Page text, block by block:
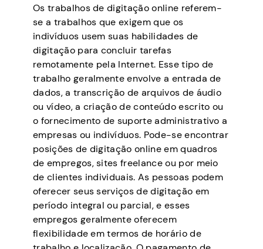
Os trabalhos de digitação online referem-
se a trabalhos que exigem que os
indivíduos usem suas habilidades de
digitação para concluir tarefas
remotamente pela Internet. Esse tipo de
trabalho geralmente envolve a entrada de
dados, a transcrição de arquivos de áudio
ou vídeo, a criação de conteúdo escrito ou
o fornecimento de suporte administrativo a
empresas ou indivíduos. Pode-se encontrar
posições de digitação online em quadros
de empregos, sites freelance ou por meio
de clientes individuais. As pessoas podem
oferecer seus serviços de digitação em
período integral ou parcial, e esses
empregos geralmente oferecem
flexibilidade em termos de horário de